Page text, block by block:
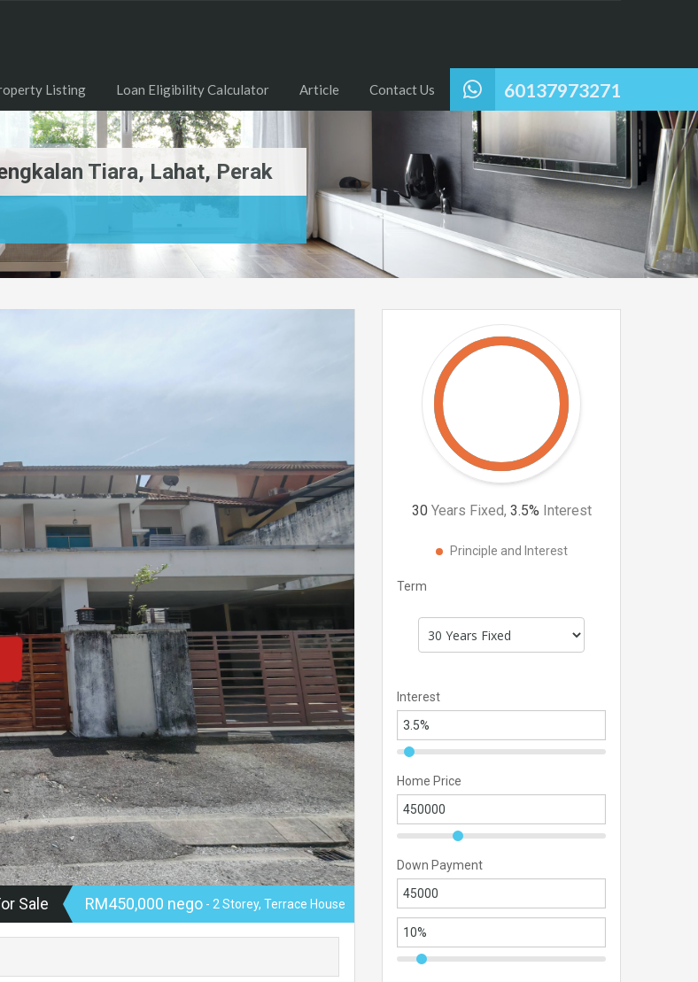
60137973271
Listing Loan Eligibility Calculator Article Contact Us
Tiara, Lahat, Perak
Sale RM450,000 nego - 2 Storey, Terrace House
30 Years Fixed, 3.5% Interest
Principle and Interest
Term
Interest
Home Price
Down Payment